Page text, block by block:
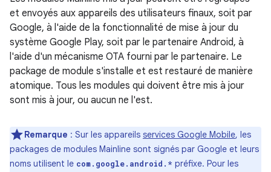
et envoyés aux appareils des utilisateurs finaux, soit par
Google, à l'aide de la fonctionnalité de mise à jour du
système Google Play, soit par le partenaire Android, à
l'aide d'un mécanisme OTA fourni par le partenaire. Le
package de module s'installe et est restauré de manière
atomique. Tous les modules qui doivent être mis à jour
sont mis à jour, ou aucun ne l'est.
Remarque : Sur les appareils services Google Mobile, les
packages de modules Mainline sont signés par Google et leurs
noms utilisent le com.google.android.* préfixe. Pour les